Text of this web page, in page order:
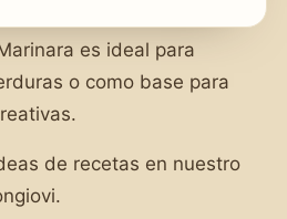
es ideal para
o como base para
de recetas en nuestro